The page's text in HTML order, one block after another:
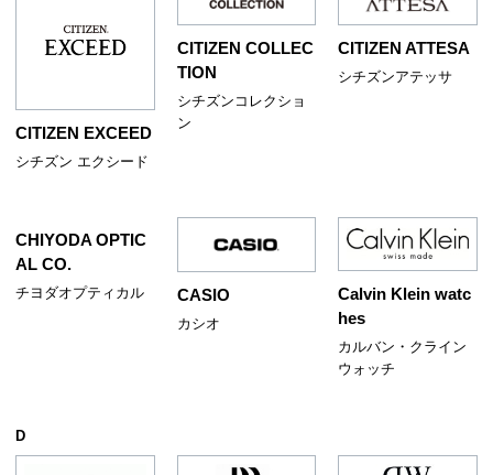
CITIZEN EXCEED
シチズン エクシード
CITIZEN COLLEC
TION
シチズンコレクショ
ン
CITIZEN ATTESA
シチズンアテッサ
CHIYODA OPTIC
AL CO.
チヨダオプティカル CASIO
カシオ
Calvin Klein watc
hes
カルバン・クライン
ウォッチ
D